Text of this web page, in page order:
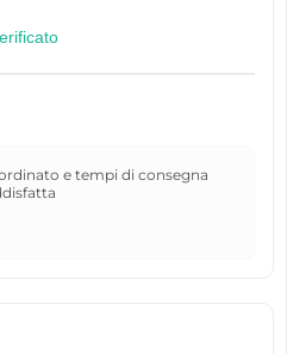
e tempi di consegna